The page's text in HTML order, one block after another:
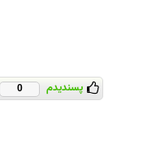
پسندیدم 0